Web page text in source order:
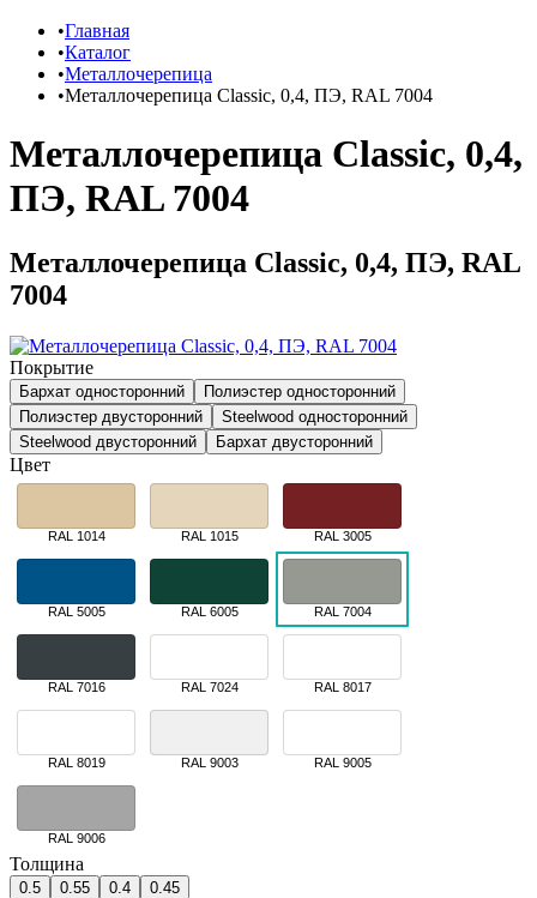
Главная
Каталог
Металлочерепица
Металлочерепица Classic, 0,4, ПЭ, RAL 7004
Металлочерепица Classic, 0,4,
ПЭ, RAL 7004
Металлочерепица Classic, 0,4, ПЭ, RAL
7004
Покрытие
Бархат односторонний
Полиэстер односторонний
Полиэстер двусторонний
Steelwood односторонний
Steelwood двусторонний
Бархат двусторонний
Цвет
RAL 1014 RAL 1015 RAL 3005
RAL 5005 RAL 6005 RAL 7004
RAL 7016 RAL 7024 RAL 8017
RAL 8019 RAL 9003 RAL 9005
RAL 9006
Толщина
0.5 0.55 0.4 0.45